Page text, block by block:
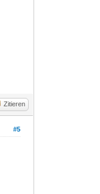
Zitieren
#5